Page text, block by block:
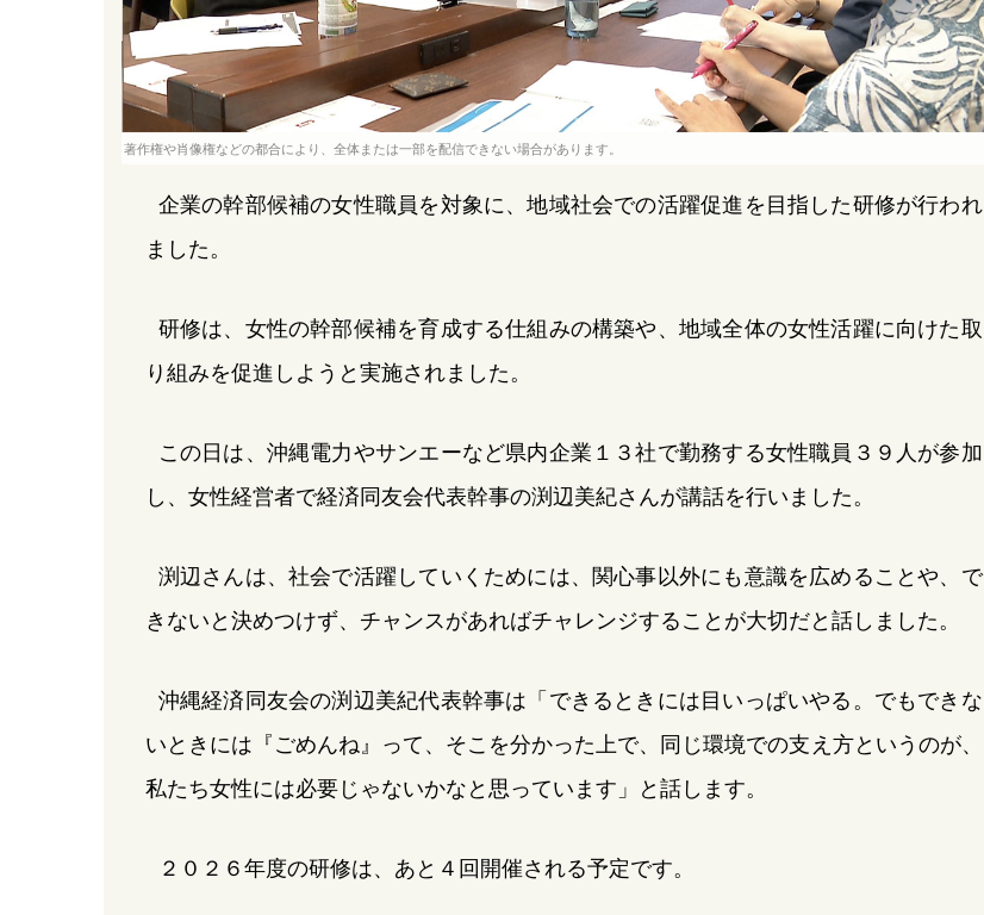
著作権や肖像権などの都合により、全体または一部を配信できない場合があります。
企業の幹部候補の女性職員を対象に、地域社会での活躍促進を目指した研修が行われ
ました。
研修は、女性の幹部候補を育成する仕組みの構築や、地域全体の女性活躍に向けた取
り組みを促進しようと実施されました。
この日は、沖縄電力やサンエーなど県内企業１３社で勤務する女性職員３９人が参加
し、女性経営者で経済同友会代表幹事の渕辺美紀さんが講話を行いました。
渕辺さんは、社会で活躍していくためには、関心事以外にも意識を広めることや、で
きないと決めつけず、チャンスがあればチャレンジすることが大切だと話しました。
沖縄経済同友会の渕辺美紀代表幹事は「できるときには目いっぱいやる。でもできな
いときには『ごめんね』って、そこを分かった上で、同じ環境での支え方というのが、
私たち女性には必要じゃないかなと思っています」と話します。
２０２６年度の研修は、あと４回開催される予定です。